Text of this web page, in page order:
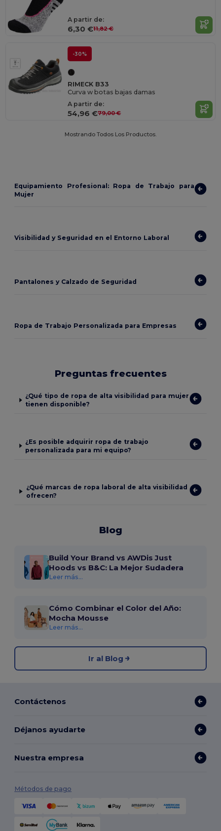
A partir de:
6,30 €11,82 €
-30%
RIMECK B33
Curva w botas bajas damas
A partir de:
54,96 €79,00 €
Mostrando Todos Los Productos.
Equipamiento Profesional: Ropa de Trabajo para
Mujer
Visibilidad y Seguridad en el Entorno Laboral
Pantalones y Calzado de Seguridad
Ropa de Trabajo Personalizada para Empresas
Preguntas frecuentes
¿Qué tipo de ropa de alta visibilidad para mujer
tienen disponible?
¿Es posible adquirir ropa de trabajo
personalizada para mi equipo?
¿Qué marcas de ropa laboral de alta visibilidad
ofrecen?
Blog
Build Your Brand vs AWDis Just
Hoods vs B&C: La Mejor Sudadera
Leer más...
Cómo Combinar el Color del Año:
Mocha Mousse
Leer más...
Ir al Blog
Contáctenos
Déjanos ayudarte
Nuestra empresa
Métodos de pago